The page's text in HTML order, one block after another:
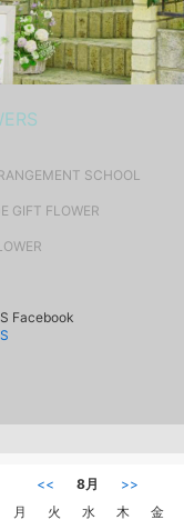
SCHOOL
GIFT FLOWER
Facebook
<< 8月
>>
月 火 水 木 金